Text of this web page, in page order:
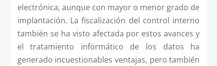
electrónica, aunque con mayor o menor grado de
implantación. La fiscalización del control interno
también se ha visto afectada por estos avances y
el tratamiento informático de los datos ha
generado incuestionables ventajas, pero también